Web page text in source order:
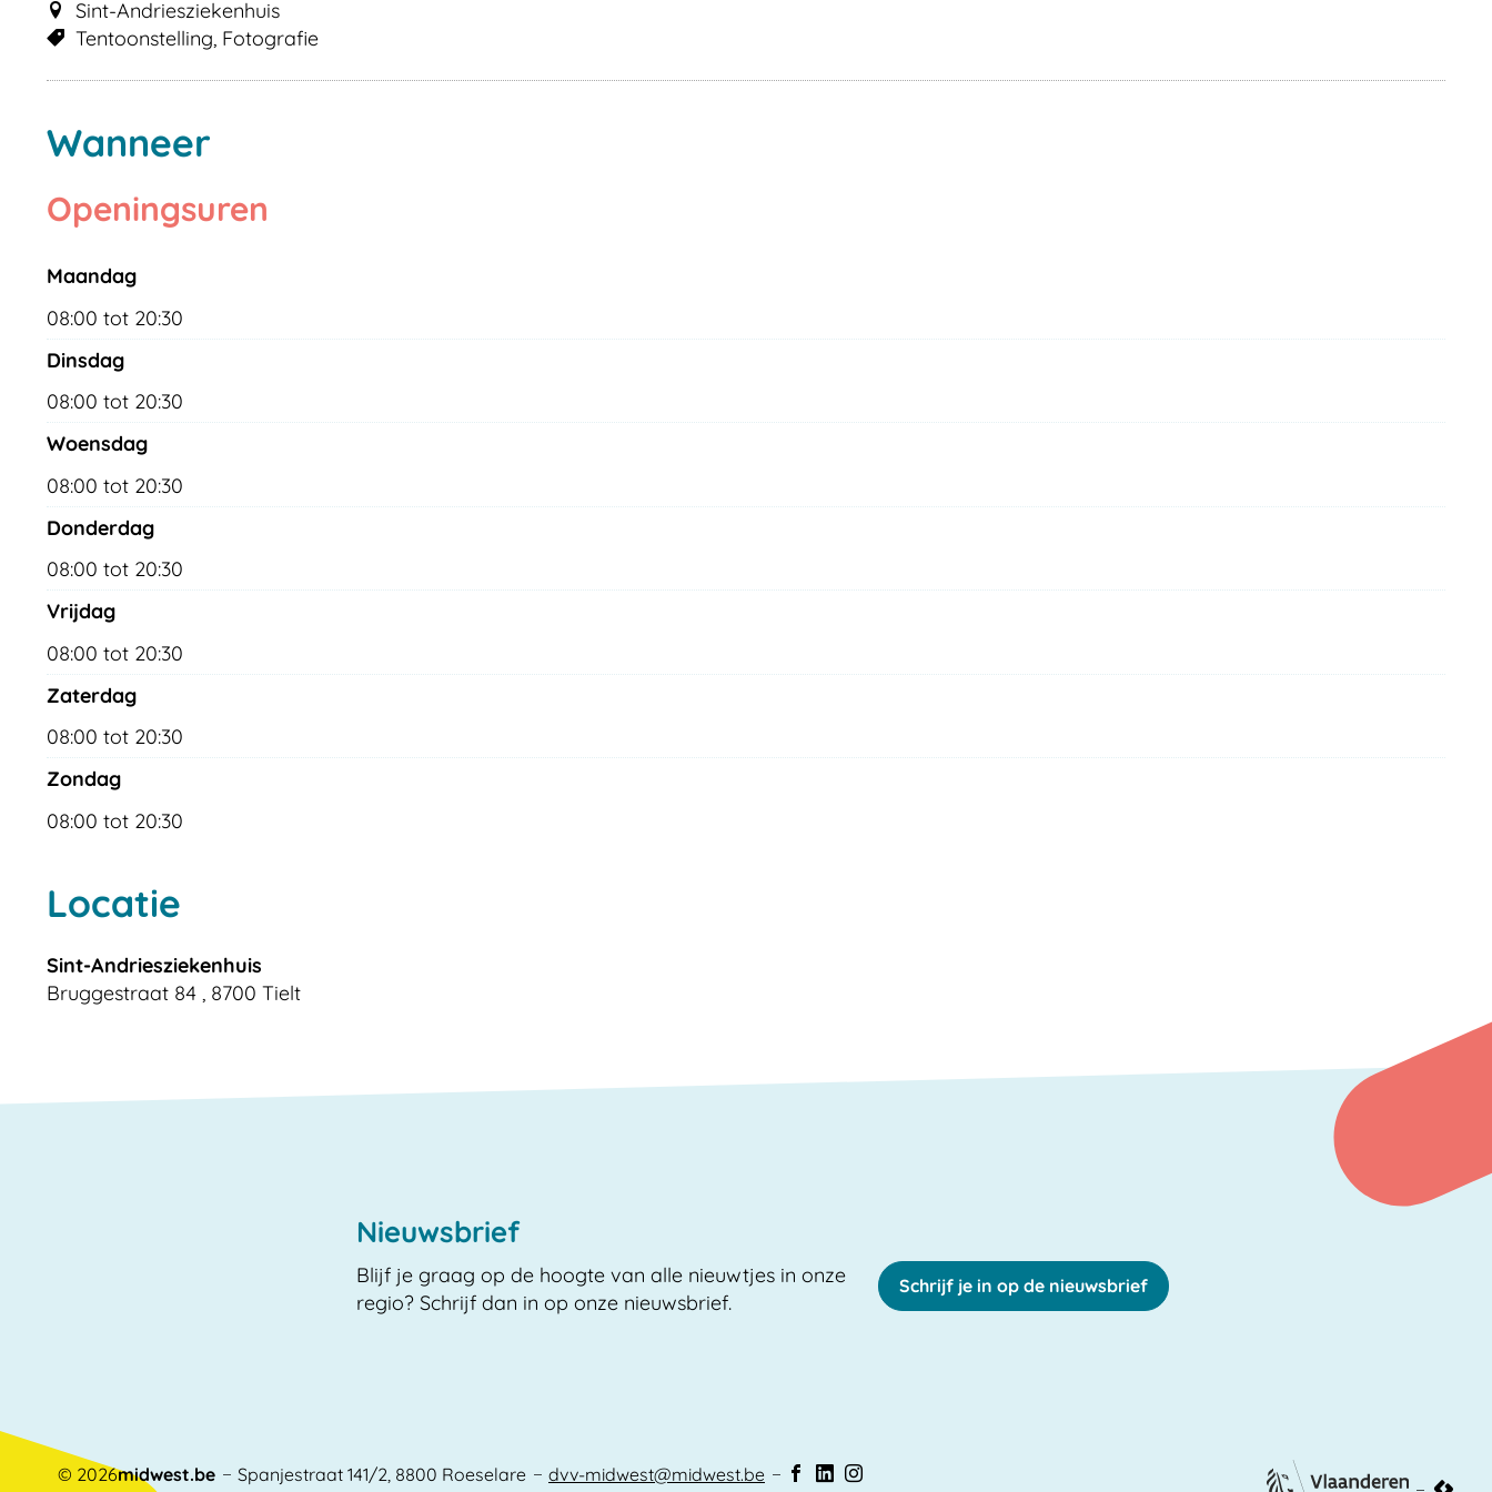
Sint-Andriesziekenhuis
Tentoonstelling Fotografie
Wanneer
Openingsuren
maandag
08:00 tot 20:30
dinsdag
08:00 tot 20:30
woensdag
08:00 tot 20:30
donderdag
08:00 tot 20:30
vrijdag
08:00 tot 20:30
zaterdag
08:00 tot 20:30
zondag
08:00 tot 20:30
Locatie
Sint-Andriesziekenhuis
Bruggestraat 84 , 8700 Tielt
Nieuwsbrief
Blijf je graag op de hoogte van alle nieuwtjes in onze
regio? Schrijf dan in op onze nieuwsbrief.
Schrijf je in op de nieuwsbrief
© 2026midwest.beAdresSpanjestraat 141/2 8800 Roeselare
E- dvv-midwest@midwest.be
vlaanderen.be